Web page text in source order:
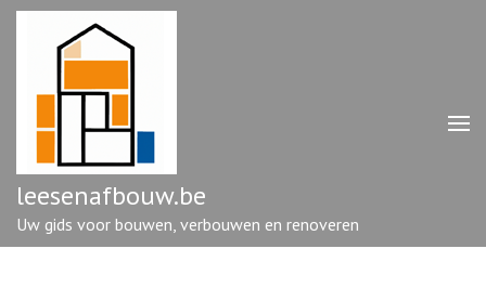
Ga
enter)
leesenafbouw.be
Uw gids voor bouwen, verbouwen en renoveren